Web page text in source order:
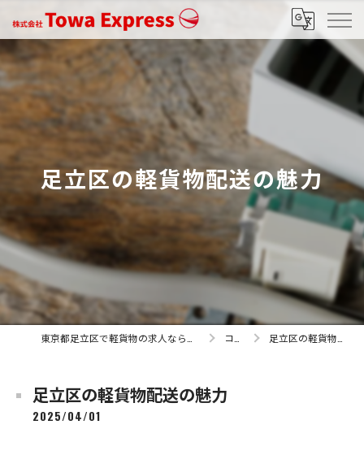
足立区の軽貨物配送の魅力
コラム 足立区の軽貨物配送の魅力
足立区の軽貨物配送の魅力
2025/04/01